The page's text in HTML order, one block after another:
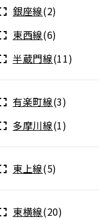
銀座線(2)
東西線(6)
半蔵門線(11)
有楽町線(3)
多摩川線(1)
東上線(5)
東横線(20)